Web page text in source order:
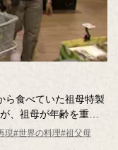
ら食べていた祖母特製
、祖母が年齢を重
。調査員が記憶さん
調査します！はたして
現#世界の料理#祖父母